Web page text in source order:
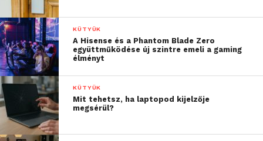
KÜTYÜK
A Hisense és a Phantom Blade Zero
együttműködése új szintre emeli a gaming
élményt
KÜTYÜK
Mit tehetsz, ha laptopod kijelzője
megsérül?